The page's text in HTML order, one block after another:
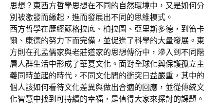
思想？東西方哲學思想在不同的自然環境中，又是如何分
別被激發而緣起，進而發展出不同的思維模式。
西方哲學在歷經蘇格拉底、柏拉圖、亞里斯多德，到笛卡
爾、康德的努力下而完備，並促進了科學的大量發展。東
方則在孔孟儒家與老莊道家的思想傳衍中，滲入到不同階
層人群生活中形成了華夏文化。面對全球化與保護孤立主
義同時並起的時代，不同文化間的衝突日益嚴重，其中的
個人該如何看待文化差異與做出合適的回應，並從傳統文
化智慧中找到可持續的幸福，是值得大家來探討的課題。